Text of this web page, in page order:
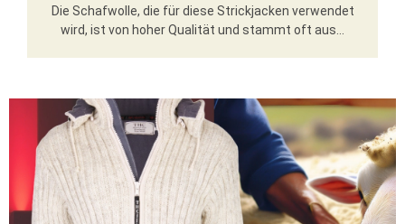
Die Schafwolle, die für diese Strickjacken verwendet
wird, ist von hoher Qualität und stammt oft aus...